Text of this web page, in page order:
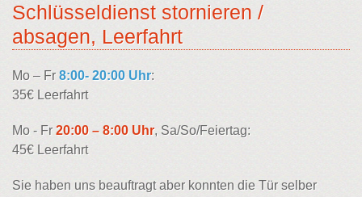
Schlüsseldienst stornieren /
absagen, Leerfahrt
Mo – Fr8:00- 20:00 Uhr:
35€ Leerfahrt
Mo - Fr20:00 – 8:00 Uhr, Sa/So/Feiertag:
45€ Leerfahrt
Sie haben uns beauftragt aber konnten die Tür selber